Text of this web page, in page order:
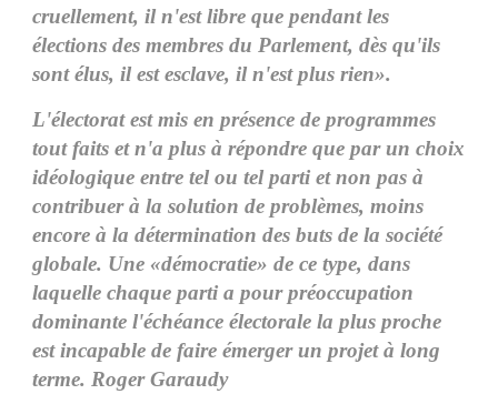
cruellement, il n'est libre que pendant les
élections des membres du Parlement, dès qu'ils
sont élus, il est esclave, il n'est plus rien».
L'électorat est mis en présence de programmes
tout faits et n'a plus à répondre que par un choix
idéologique entre tel ou tel parti et non pas à
contribuer à la solution de problèmes, moins
encore à la détermination des buts de la société
globale. Une «démocratie» de ce type, dans
laquelle chaque parti a pour préoccupation
dominante l'échéance électorale la plus proche
est incapable de faire émerger un projet à long
terme. Roger Garaudy